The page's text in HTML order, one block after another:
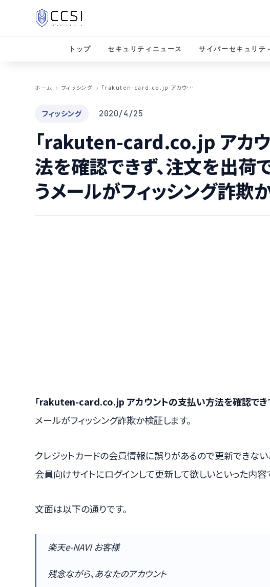
トップ セキュリティニュース サイバーセキュリテ
ホーム
フィッシング 「
rakuten-card.co.jp アカウントの支払い方法を確認できず、注文を出荷できません。」というメールがフィッシング詐欺か検証
フィッシング 2020/4/25
「rakuten-card.co.jp アカ
法を確認できず、注文を出荷で
うメールがフィッシング詐欺
「rakuten-card.co.jp アカウントの支払い方法を確認できず
メールがフィッシング詐欺か検証します。
クレジットカードの会員情報に誤りがあるので更新できない
会員向けサイトにログインして更新して欲しいといった内容
文面は以下の通りです。
楽天e-NAVI お客様
残念ながら、あなたのアカウント